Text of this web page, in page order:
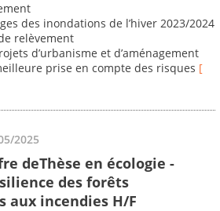
des inondations de l’hiver 2023/2024
relèvement
d’urbanisme et d’aménagement
prise en compte des risques [
2025
deThèse en écologie -
des forêts
aux incendies H/F